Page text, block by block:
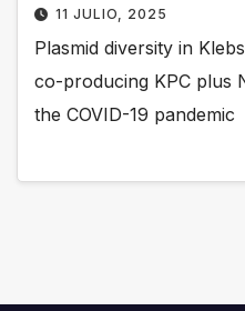
11 JULIO, 2025
Plasmid diversity in
co-producing KPC plus
the COVID-19 pandemic